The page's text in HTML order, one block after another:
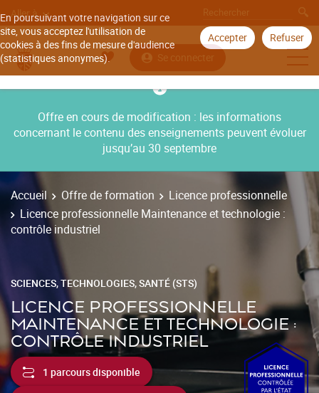
En poursuivant votre navigation sur ce
site, vous acceptez l'utilisation de
cookies à des fins de mesure d'audience
(statistiques anonymes).
Accepter Refuser
Aller à
Se connecter
Offre en cours de modification : les informations
concernant le contenu des enseignements peuvent évoluer
jusqu’au 30 septembre
Accueil Offre de formation
Licence professionnelle
Licence professionnelle Maintenance et technologie :
contrôle industriel
SCIENCES, TECHNOLOGIES, SANTÉ (STS)
LICENCE PROFESSIONNELLE
MAINTENANCE ET TECHNOLOGIE :
CONTRÔLE INDUSTRIEL
1 parcours disponible